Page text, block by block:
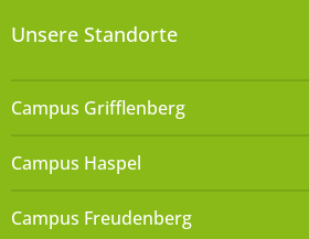
Unsere Standorte
Campus Grifflenberg
Campus Haspel
Campus Freudenberg